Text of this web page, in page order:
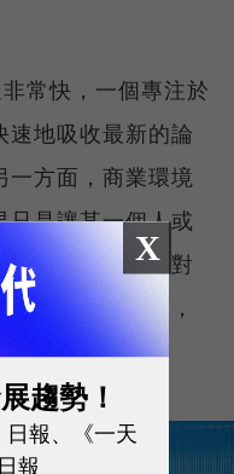
常快，一個專注於
速地吸收最新的論
一方面，商業環境
只是讓某一個人或
技術層面的東西對
會有一些偏重，
X
趨勢！
報、《一天
報